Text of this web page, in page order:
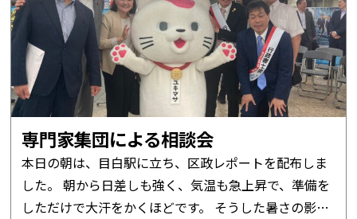
専門家集団による相談会
本日の朝は、目白駅に立ち、区政レポートを配布しま
した。 朝から日差しも強く、気温も急上昇で、準備を
しただけで大汗をかくほどです。 そうした暑さの影響